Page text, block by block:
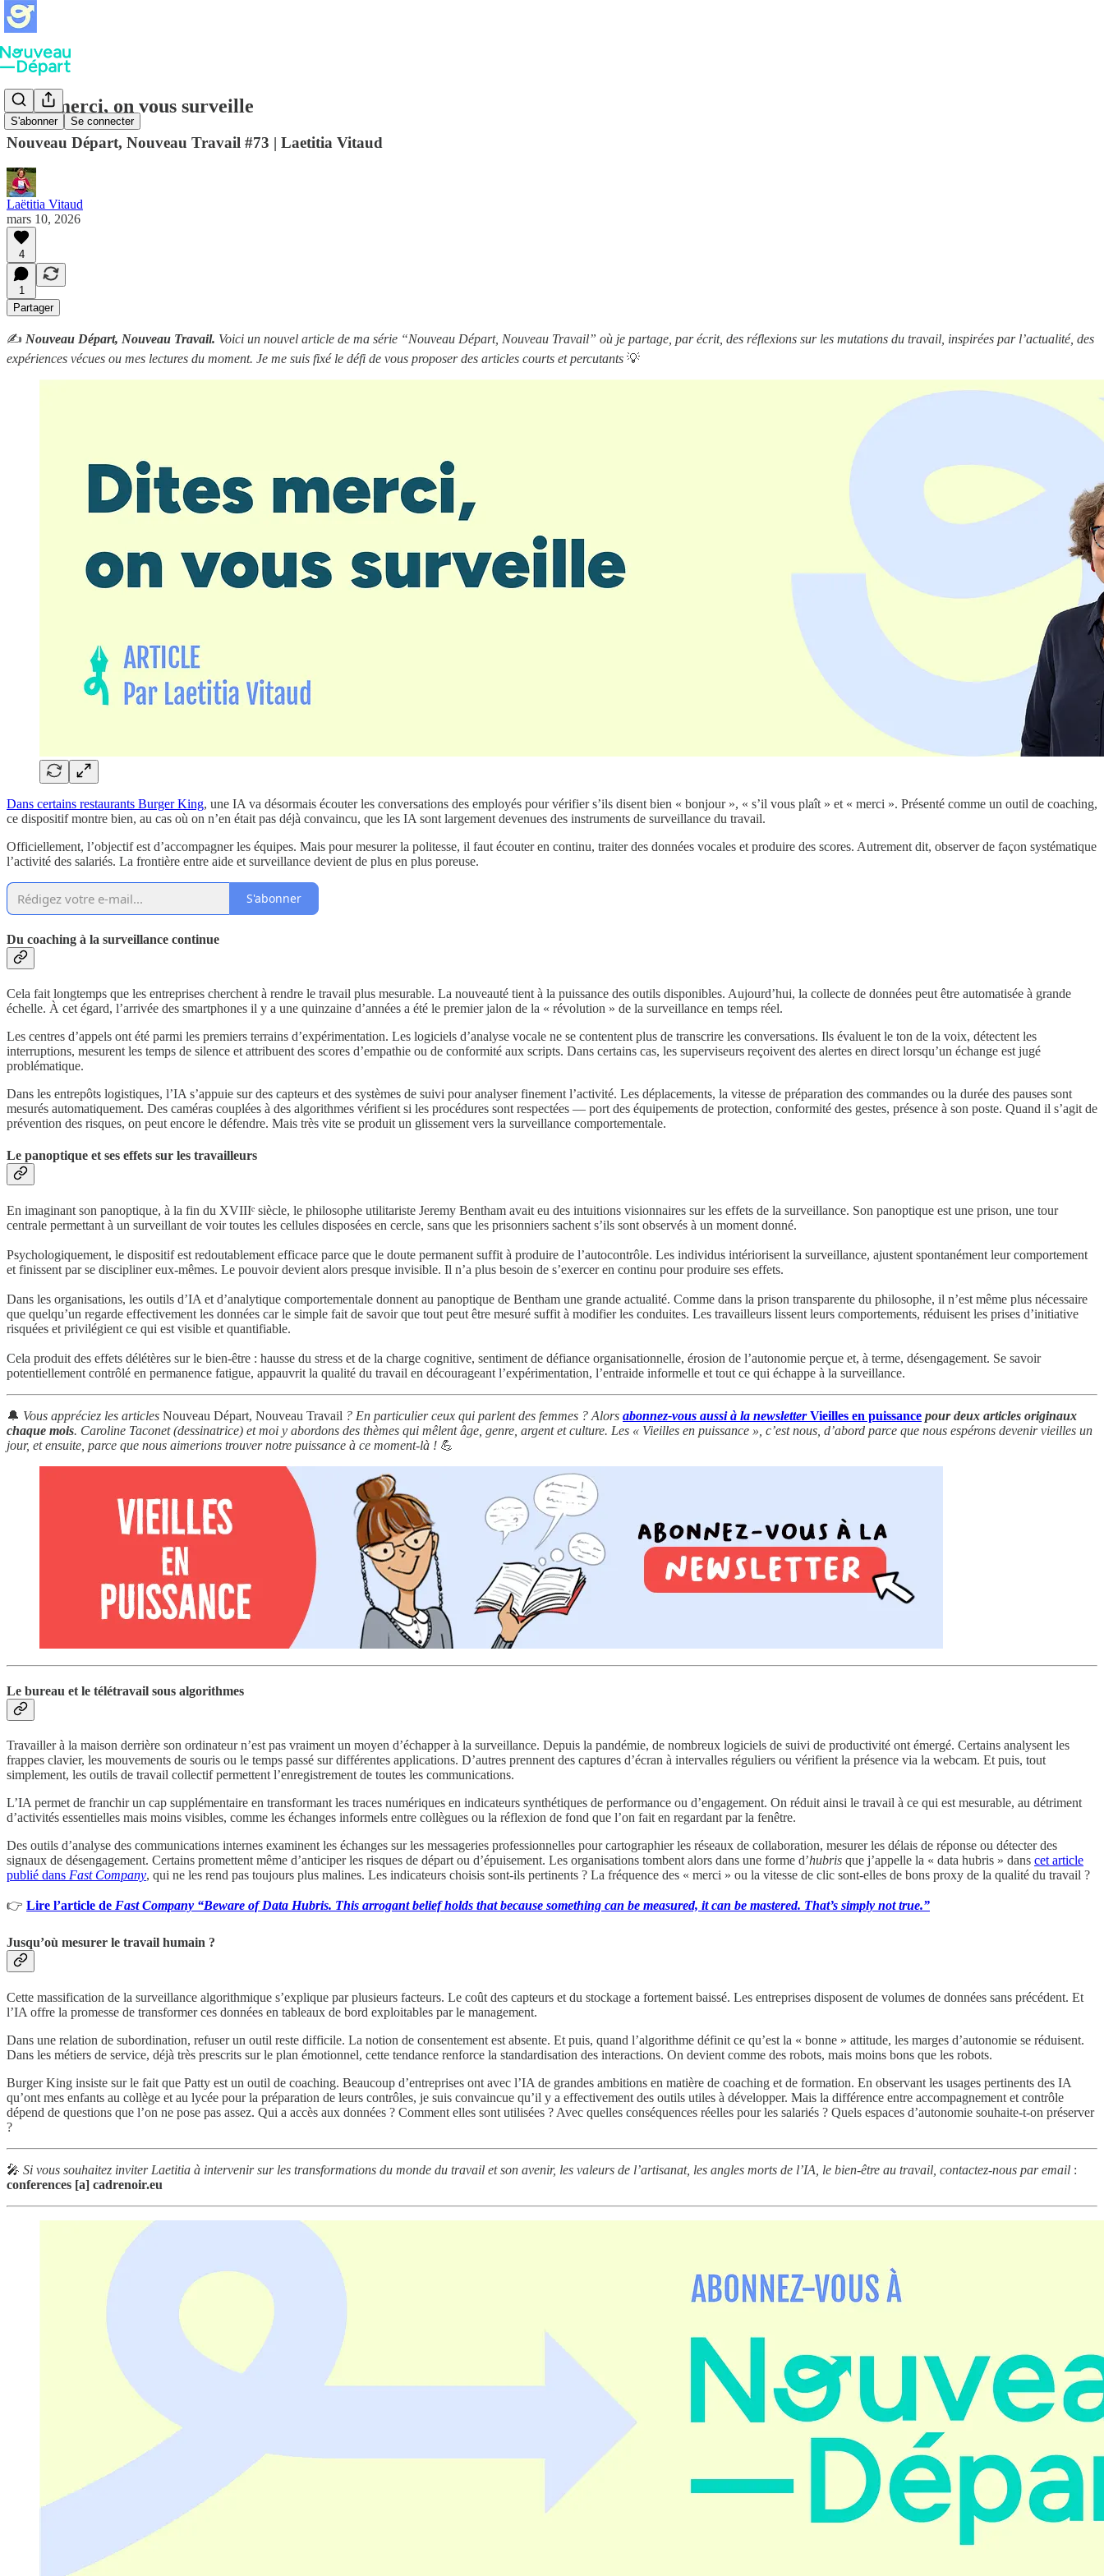
S'abonner Se connecter
Dites merci, on vous surveille
Nouveau Départ, Nouveau Travail #73 | Laetitia Vitaud
Laëtitia Vitaud
mars 10, 2026
4
1
Partager
✍️ Nouveau Départ, Nouveau Travail. Voici un nouvel article de ma série “Nouveau Départ, Nouveau Travail” où je partage, par écrit, des réflexions sur les mutations du travail, inspirées par l’actualité, des
expériences vécues ou mes lectures du moment. Je me suis fixé le défi de vous proposer des articles courts et percutants 💡
Dans certains restaurants Burger King, une IA va désormais écouter les conversations des employés pour vérifier s’ils disent bien « bonjour », « s’il vous plaît » et « merci ». Présenté comme un outil de coaching,
ce dispositif montre bien, au cas où on n’en était pas déjà convaincu, que les IA sont largement devenues des instruments de surveillance du travail.
Officiellement, l’objectif est d’accompagner les équipes. Mais pour mesurer la politesse, il faut écouter en continu, traiter des données vocales et produire des scores. Autrement dit, observer de façon systématique
l’activité des salariés. La frontière entre aide et surveillance devient de plus en plus poreuse.
S'abonner
Du coaching à la surveillance continue
Cela fait longtemps que les entreprises cherchent à rendre le travail plus mesurable. La nouveauté tient à la puissance des outils disponibles. Aujourd’hui, la collecte de données peut être automatisée à grande
échelle. À cet égard, l’arrivée des smartphones il y a une quinzaine d’années a été le premier jalon de la « révolution » de la surveillance en temps réel.
Les centres d’appels ont été parmi les premiers terrains d’expérimentation. Les logiciels d’analyse vocale ne se contentent plus de transcrire les conversations. Ils évaluent le ton de la voix, détectent les
interruptions, mesurent les temps de silence et attribuent des scores d’empathie ou de conformité aux scripts. Dans certains cas, les superviseurs reçoivent des alertes en direct lorsqu’un échange est jugé
problématique.
Dans les entrepôts logistiques, l’IA s’appuie sur des capteurs et des systèmes de suivi pour analyser finement l’activité. Les déplacements, la vitesse de préparation des commandes ou la durée des pauses sont
mesurés automatiquement. Des caméras couplées à des algorithmes vérifient si les procédures sont respectées — port des équipements de protection, conformité des gestes, présence à son poste. Quand il s’agit de
prévention des risques, on peut encore le défendre. Mais très vite se produit un glissement vers la surveillance comportementale.
Le panoptique et ses effets sur les travailleurs
En imaginant son panoptique, à la fin du XVIIIᵉ siècle, le philosophe utilitariste Jeremy Bentham avait eu des intuitions visionnaires sur les effets de la surveillance. Son panoptique est une prison, une tour
centrale permettant à un surveillant de voir toutes les cellules disposées en cercle, sans que les prisonniers sachent s’ils sont observés à un moment donné.
Psychologiquement, le dispositif est redoutablement efficace parce que le doute permanent suffit à produire de l’autocontrôle. Les individus intériorisent la surveillance, ajustent spontanément leur comportement
et finissent par se discipliner eux-mêmes. Le pouvoir devient alors presque invisible. Il n’a plus besoin de s’exercer en continu pour produire ses effets.
Dans les organisations, les outils d’IA et d’analytique comportementale donnent au panoptique de Bentham une grande actualité. Comme dans la prison transparente du philosophe, il n’est même plus nécessaire
que quelqu’un regarde effectivement les données car le simple fait de savoir que tout peut être mesuré suffit à modifier les conduites. Les travailleurs lissent leurs comportements, réduisent les prises d’initiative
risquées et privilégient ce qui est visible et quantifiable.
Cela produit des effets délétères sur le bien-être : hausse du stress et de la charge cognitive, sentiment de défiance organisationnelle, érosion de l’autonomie perçue et, à terme, désengagement. Se savoir
potentiellement contrôlé en permanence fatigue, appauvrit la qualité du travail en décourageant l’expérimentation, l’entraide informelle et tout ce qui échappe à la surveillance.
🔔 Vous appréciez les articles Nouveau Départ, Nouveau Travail ? En particulier ceux qui parlent des femmes ? Alors abonnez-vous aussi à la newsletterVieilles en puissance pour deux articles originaux
chaque mois. Caroline Taconet (dessinatrice) et moi y abordons des thèmes qui mêlent âge, genre, argent et culture. Les « Vieilles en puissance », c’est nous, d’abord parce que nous espérons devenir vieilles un
jour, et ensuite, parce que nous aimerions trouver notre puissance à ce moment-là ! 💪
Le bureau et le télétravail sous algorithmes
Travailler à la maison derrière son ordinateur n’est pas vraiment un moyen d’échapper à la surveillance. Depuis la pandémie, de nombreux logiciels de suivi de productivité ont émergé. Certains analysent les
frappes clavier, les mouvements de souris ou le temps passé sur différentes applications. D’autres prennent des captures d’écran à intervalles réguliers ou vérifient la présence via la webcam. Et puis, tout
simplement, les outils de travail collectif permettent l’enregistrement de toutes les communications.
L’IA permet de franchir un cap supplémentaire en transformant les traces numériques en indicateurs synthétiques de performance ou d’engagement. On réduit ainsi le travail à ce qui est mesurable, au détriment
d’activités essentielles mais moins visibles, comme les échanges informels entre collègues ou la réflexion de fond que l’on fait en regardant par la fenêtre.
Des outils d’analyse des communications internes examinent les échanges sur les messageries professionnelles pour cartographier les réseaux de collaboration, mesurer les délais de réponse ou détecter des
signaux de désengagement. Certains promettent même d’anticiper les risques de départ ou d’épuisement. Les organisations tombent alors dans une forme d’hubris que j’appelle la « data hubris » dans cet article
publié dans Fast Company, qui ne les rend pas toujours plus malines. Les indicateurs choisis sont-ils pertinents ? La fréquence des « merci » ou la vitesse de clic sont-elles de bons proxy de la qualité du travail ?
👉 Lire l’article de Fast Company “Beware of Data Hubris. This arrogant belief holds that because something can be measured, it can be mastered. That’s simply not true.”
Jusqu’où mesurer le travail humain ?
Cette massification de la surveillance algorithmique s’explique par plusieurs facteurs. Le coût des capteurs et du stockage a fortement baissé. Les entreprises disposent de volumes de données sans précédent. Et
l’IA offre la promesse de transformer ces données en tableaux de bord exploitables par le management.
Dans une relation de subordination, refuser un outil reste difficile. La notion de consentement est absente. Et puis, quand l’algorithme définit ce qu’est la « bonne » attitude, les marges d’autonomie se réduisent.
Dans les métiers de service, déjà très prescrits sur le plan émotionnel, cette tendance renforce la standardisation des interactions. On devient comme des robots, mais moins bons que les robots.
Burger King insiste sur le fait que Patty est un outil de coaching. Beaucoup d’entreprises ont avec l’IA de grandes ambitions en matière de coaching et de formation. En observant les usages pertinents des IA
qu’ont mes enfants au collège et au lycée pour la préparation de leurs contrôles, je suis convaincue qu’il y a effectivement des outils utiles à développer. Mais la différence entre accompagnement et contrôle
dépend de questions que l’on ne pose pas assez. Qui a accès aux données ? Comment elles sont utilisées ? Avec quelles conséquences réelles pour les salariés ? Quels espaces d’autonomie souhaite-t-on préserver
?
🎤 Si vous souhaitez inviter Laetitia à intervenir sur les transformations du monde du travail et son avenir, les valeurs de l’artisanat, les angles morts de l’IA, le bien-être au travail, contactez-nous par email :
conferences [a] cadrenoir.eu